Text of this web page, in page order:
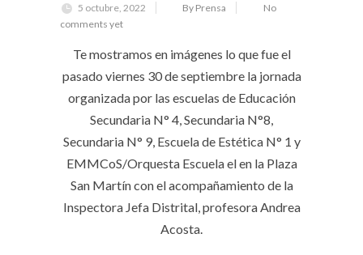
5 octubre, 2022 By Prensa
No
comments yet
Te mostramos en imágenes lo que fue el
pasado viernes 30 de septiembre la jornada
organizada por las escuelas de Educación
Secundaria N° 4, Secundaria N°8,
Secundaria N° 9, Escuela de Estética N° 1 y
EMMCoS/Orquesta Escuela el en la Plaza
San Martín con el acompañamiento de la
Inspectora Jefa Distrital, profesora Andrea
Acosta.